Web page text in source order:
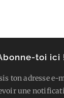
toi ici
ton adresse e-
une